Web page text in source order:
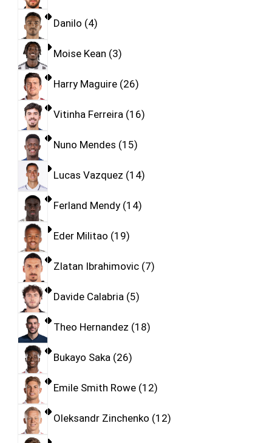
Danilo 4
Moise Kean 3
Harry Maguire 26
Vitinha Ferreira 16
Nuno Mendes 15
Lucas Vazquez 14
Ferland Mendy 14
Eder Militao 19
Zlatan Ibrahimovic 7
Davide Calabria 5
Theo Hernandez 18
Bukayo Saka 26
Emile Smith Rowe 12
Oleksandr Zinchenko 12